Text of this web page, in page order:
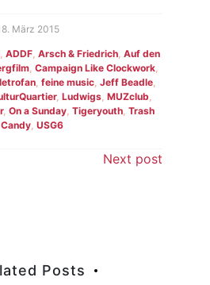
März 2015
, ADDF, Arsch & Friedrich, Auf den
, Campaign Like Clockwork,
, feine music, Jeff Beadle,
, Ludwigs, MUZclub,
, On a Sunday, Tigeryouth, Trash
Candy,USG6
Next post
Posts